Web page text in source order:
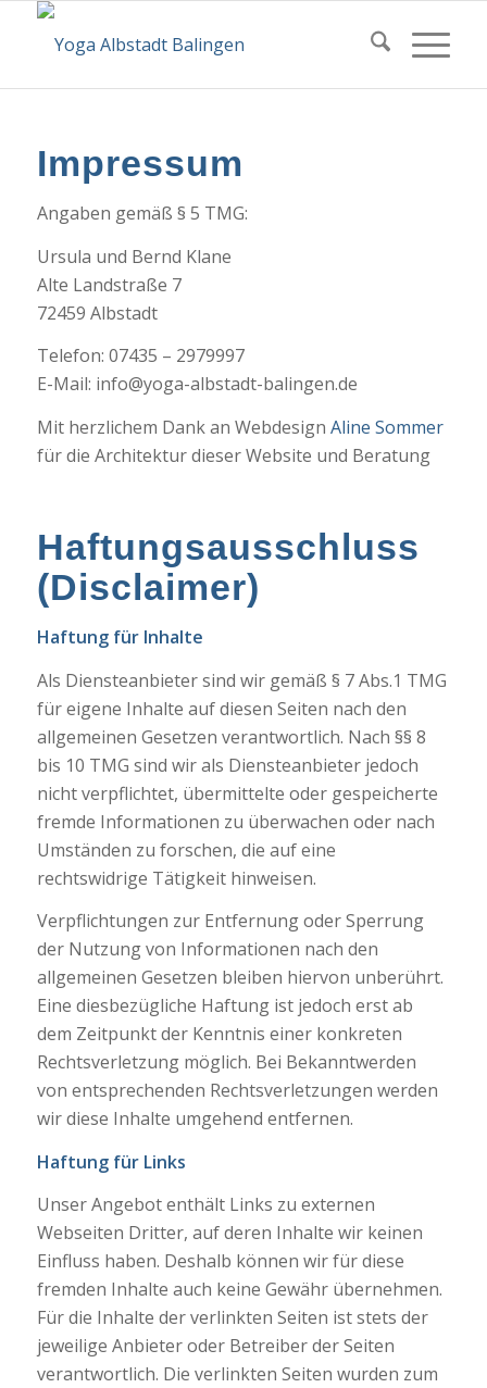
Impressum
Angaben gemäß § 5 TMG:
Ursula und Bernd Klane
Alte Landstraße 7
72459 Albstadt
Telefon: 07435 – 2979997
E-Mail: info@yoga-albstadt-balingen.de
Mit herzlichem Dank an Webdesign Aline Sommer
für die Architektur dieser Website und Beratung
Haftungsausschluss
(Disclaimer)
Haftung für Inhalte
Als Diensteanbieter sind wir gemäß § 7 Abs.1 TMG
für eigene Inhalte auf diesen Seiten nach den
allgemeinen Gesetzen verantwortlich. Nach §§ 8
bis 10 TMG sind wir als Diensteanbieter jedoch
nicht verpflichtet, übermittelte oder gespeicherte
fremde Informationen zu überwachen oder nach
Umständen zu forschen, die auf eine
rechtswidrige Tätigkeit hinweisen.
Verpflichtungen zur Entfernung oder Sperrung
der Nutzung von Informationen nach den
allgemeinen Gesetzen bleiben hiervon unberührt.
Eine diesbezügliche Haftung ist jedoch erst ab
dem Zeitpunkt der Kenntnis einer konkreten
Rechtsverletzung möglich. Bei Bekanntwerden
von entsprechenden Rechtsverletzungen werden
wir diese Inhalte umgehend entfernen.
Haftung für Links
Unser Angebot enthält Links zu externen
Webseiten Dritter, auf deren Inhalte wir keinen
Einfluss haben. Deshalb können wir für diese
fremden Inhalte auch keine Gewähr übernehmen.
Für die Inhalte der verlinkten Seiten ist stets der
jeweilige Anbieter oder Betreiber der Seiten
verantwortlich. Die verlinkten Seiten wurden zum